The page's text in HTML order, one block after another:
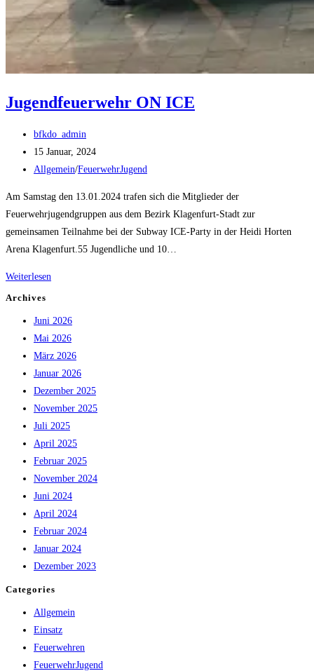
Jugendfeuerwehr ON ICE
Beitrags-
Autor:
bfkdo_admin
Beitrag
veröffentlicht:
15 Januar, 2024
Beitrags-
Allgemein/FeuerwehrJugend
Am Samstag den 13.01.2024 trafen sich die Mitglieder der
Feuerwehrjugendgruppen aus dem Bezirk Klagenfurt-Stadt zur
gemeinsamen Teilnahme bei der Subway ICE-Party in der Heidi Horten
Arena Klagenfurt.55 Jugendliche und 10…
Weiterlesen
Archives
Juni 2026
Mai 2026
März 2026
Januar 2026
Dezember 2025
November 2025
Juli 2025
April 2025
Februar 2025
November 2024
Juni 2024
April 2024
Februar 2024
Januar 2024
Dezember 2023
Categories
Allgemein
Einsatz
Feuerwehren
FeuerwehrJugend